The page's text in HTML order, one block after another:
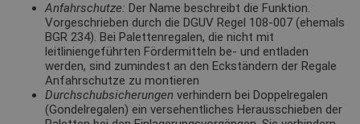
Anfahrschutze: Der Name beschreibt die Funktion.
Vorgeschrieben durch die DGUV Regel 108-007 (ehemals
BGR 234). Bei Palettenregalen, die nicht mit
leitliniengeführten Fördermitteln be- und entladen
werden, sind zumindest an den Eckständern der Regale
Anfahrschutze zu montieren
Durchschubsicherungen verhindern bei Doppelregalen
(Gondelregalen) ein versehentliches Herausschieben der